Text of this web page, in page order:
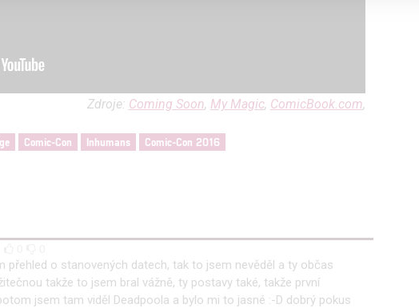
Zdroje: Coming Soon, My Magic, ComicBook.com,
Comic-Con Inhumans Comic-Con 2016
přehled o stanovených datech, tak to jsem nevěděl a ty občas
takže to jsem bral vážně, ty postavy také, takže první
jsem tam viděl Deadpoola a bylo mi to jasné :-D dobrý pokus
souhlasu s účely a funkcemi zde uvedenými dáváte nám i našim
Zajištění bezpečnosti, předcházení a zjišťování podvodů a
a zobrazování reklamy a obsahu